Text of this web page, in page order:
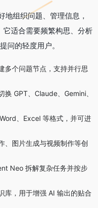
组织问题、管理信息，
适合需要频繁构思、分析
问的轻度用户。
个问题节点，支持并行思
GPT、Claude、Gemini、
、Excel 等格式，并可进
图片生成与视频制作等创
Neo 拆解复杂任务并按步
，用于增强 AI 输出的贴合